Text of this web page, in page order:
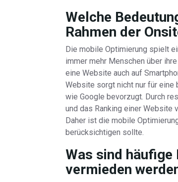
Welche
Rahmen der
Die mobile Optimierung spielt
immer mehr Menschen über
eine Website auch auf
Website sorgt nicht nur für eine
wie Google bevorzugt. Durch
und das Ranking einer Website
Daher ist die mobile
berücksichtigen sollte.
Was sind häufige
vermieden